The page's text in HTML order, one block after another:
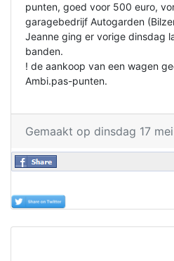
punten, goed voor 500 euro,
garagebedrijf Autogarden
Jeanne ging er vorige dinsdag
banden.
! de aankoop van een wagen
Ambi.pas-punten.
Gemaakt op dinsdag 17